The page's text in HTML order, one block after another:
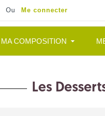
Ou Me connecter
MA COMPOSITION
Les